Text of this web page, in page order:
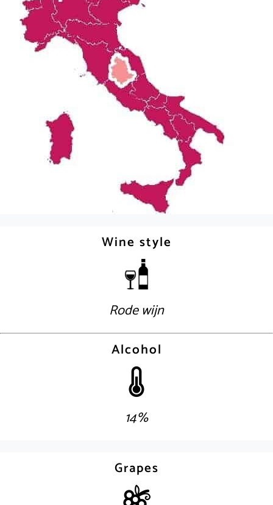
Wine style
Rode wijn
Alcohol
14%
Grapes